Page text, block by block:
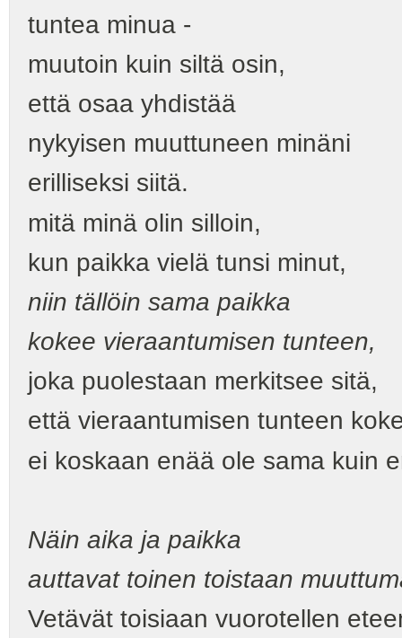
tuntea minua -
muutoin kuin siltä osin,
että osaa yhdistää
nykyisen muuttuneen minäni
erilliseksi siitä.
mitä minä olin silloin,
kun paikka vielä tunsi minut,
niin tällöin sama paikka
kokee vieraantumisen tunteen,
joka puolestaan merkitsee sitä,
että vieraantumisen tunteen
ei koskaan enää ole sama kuin
Näin aika ja paikka
auttavat toinen toistaan
Vetävät toisiaan vuorotellen